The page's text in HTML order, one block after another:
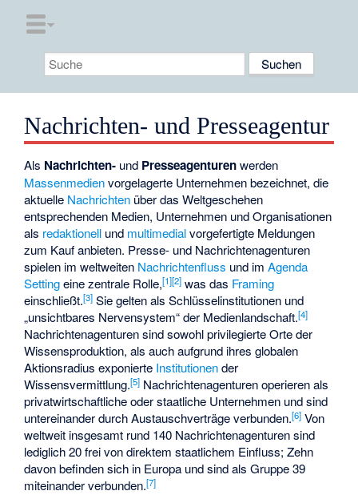
Nachrichten- und Presseagentur
Als Nachrichten- und Presseagenturenwerden
Massenmedienvorgelagerte Unternehmen bezeichnet, die
aktuelle Nachrichten über das Weltgeschehen
entsprechenden Medien, Unternehmen und Organisationen
als redaktionell und multimedialvorgefertigte Meldungen
zum Kauf anbieten. Presse- und Nachrichtenagenturen
spielen im weltweiten Nachrichtenfluss und imAgenda
Settingeine zentrale Rolle,[1][2] was das Framing
einschließt.[3] Sie gelten als Schlüsselinstitutionen und
„unsichtbares Nervensystem“ der Medienlandschaft.[4]
Nachrichtenagenturen sind sowohl privilegierte Orte der
Wissensproduktion, als auch aufgrund ihres globalen
Aktionsradius exponierte Institutionender
Wissensvermittlung.[5] Nachrichtenagenturen operieren als
privatwirtschaftliche oder staatliche Unternehmen und sind
untereinander durch Austauschverträge verbunden.[6] Von
weltweit insgesamt rund 140 Nachrichtenagenturen sind
lediglich 20 frei von direktem staatlichem Einfluss; Zehn
davon befinden sich in Europa und sind alsGruppe 39
miteinander verbunden.[7]